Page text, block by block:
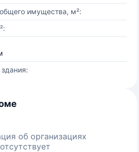
имущества, м²:
об организациях
отсутствует